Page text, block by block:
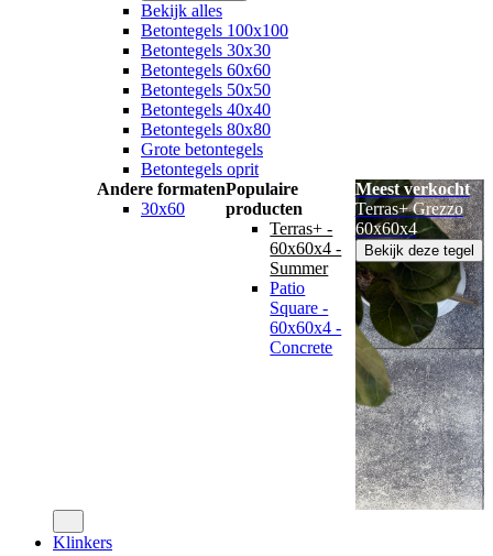
Bekijk alles
Betontegels 100x100
Betontegels 30x30
Betontegels 60x60
Betontegels 50x50
Betontegels 40x40
Betontegels 80x80
Grote betontegels
Betontegels oprit
Andere formaten
30x60
Populaire
producten
Terras+ -
60x60x4 -
Summer
Patio
Square -
60x60x4 -
Concrete
Meest verkocht
Terras+ Grezzo
60x60x4
Bekijk deze tegel
Klinkers